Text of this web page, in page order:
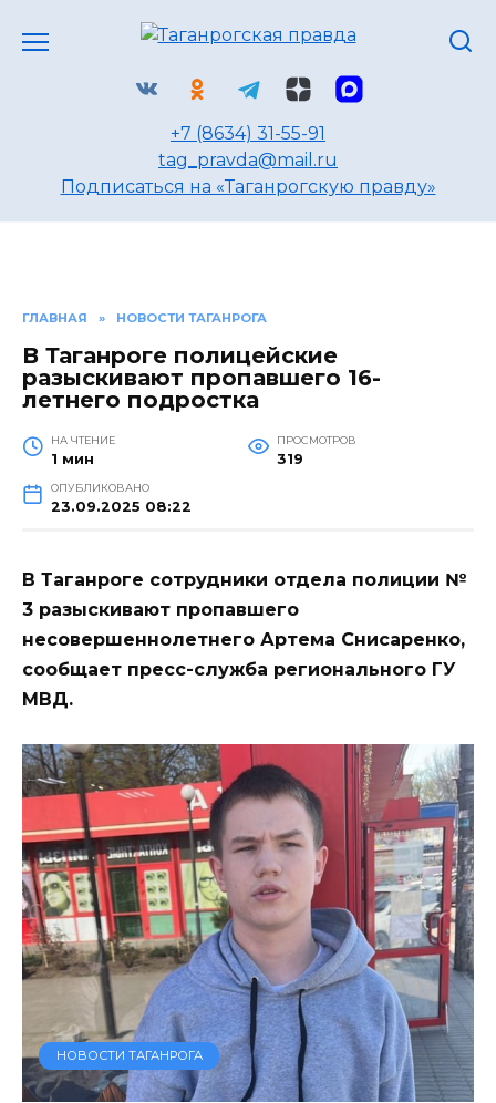
+7 (8634) 31-55-91
tag_pravda@mail.ru
Подписаться на «Таганрогскую правду»
ГЛАВНАЯ » НОВОСТИ ТАГАНРОГА
В Таганроге полицейские
разыскивают пропавшего 16-
летнего подростка
НА ЧТЕНИЕ
1 мин
ПРОСМОТРОВ
319
ОПУБЛИКОВАНО
23.09.2025 08:22
В Таганроге сотрудники отдела полиции №
3 разыскивают пропавшего
несовершеннолетнего Артема Снисаренко,
сообщает пресс-служба регионального ГУ
МВД.
НОВОСТИ ТАГАНРОГА